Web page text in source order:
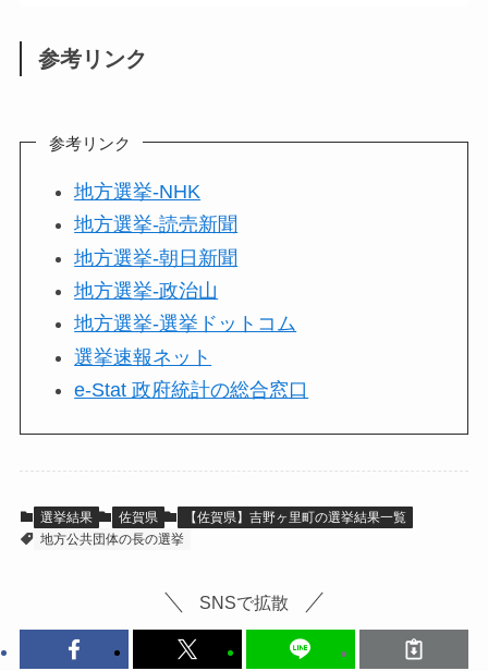
参考リンク
参考リンク
地方選挙-NHK
地方選挙-読売新聞
地方選挙-朝日新聞
地方選挙-政治山
地方選挙-選挙ドットコム
選挙速報ネット
e-Stat 政府統計の総合窓口
選挙結果 佐賀県
【佐賀県】吉野ヶ里町の選挙結果一覧
地方公共団体の長の選挙
SNSで拡散